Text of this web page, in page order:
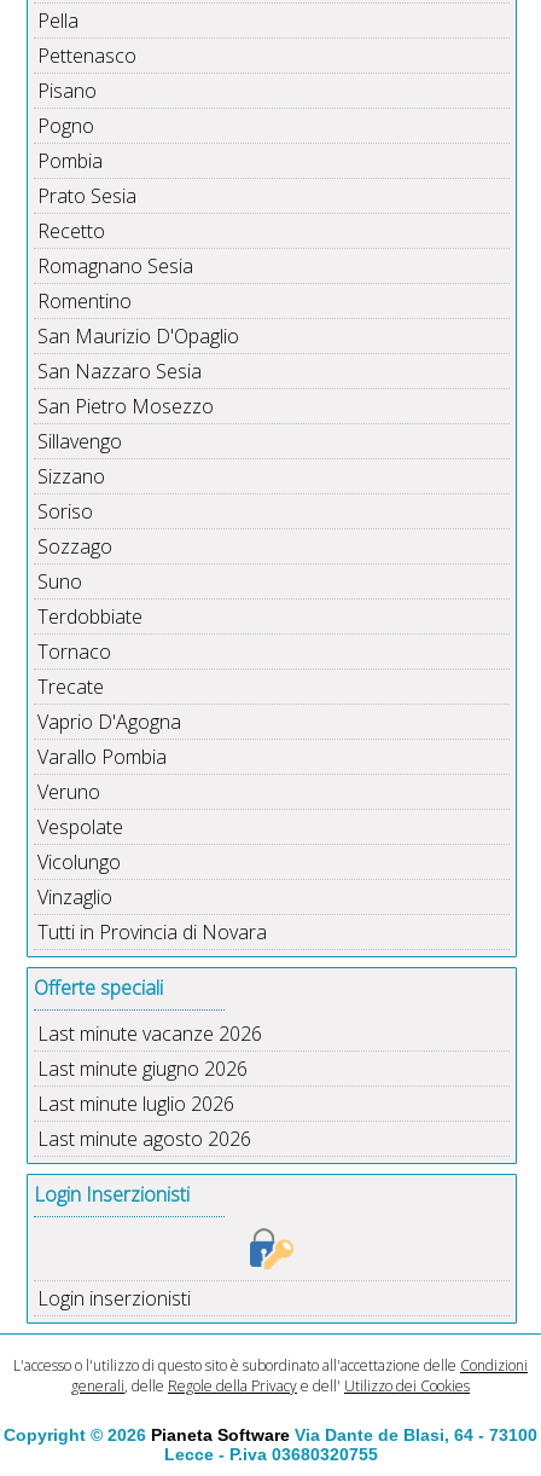
Pella
Pettenasco
Pisano
Pogno
Pombia
Prato Sesia
Recetto
Romagnano Sesia
Romentino
San Maurizio D'Opaglio
San Nazzaro Sesia
San Pietro Mosezzo
Sillavengo
Sizzano
Soriso
Sozzago
Suno
Terdobbiate
Tornaco
Trecate
Vaprio D'Agogna
Varallo Pombia
Veruno
Vespolate
Vicolungo
Vinzaglio
Tutti in Provincia di Novara
Offerte speciali
Last minute vacanze 2026
Last minute giugno 2026
Last minute luglio 2026
Last minute agosto 2026
Login Inserzionisti
Login inserzionisti
L'accesso o l'utilizzo di questo sito è subordinato all'accettazione delle Condizioni
generali, delle Regole della Privacye dell' Utilizzo dei Cookies
Copyright © 2026 Pianeta Software Via Dante de Blasi, 64 - 73100
Lecce - P.iva 03680320755